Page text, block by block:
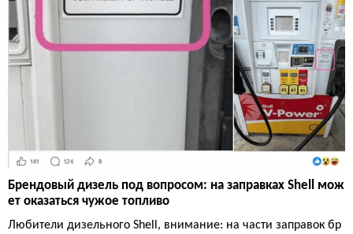
Брендовый дизель под вопросом: на заправках Shell мож
ет оказаться чужое топливо
Любители дизельного Shell, внимание: на части заправок бр